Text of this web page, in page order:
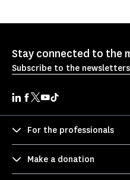
Stay connected to the
Subscribe to the newsletters
For the professionals
Make a donation